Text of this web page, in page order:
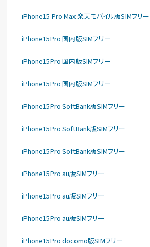
iPhone15 Pro Max 楽天モバイル版SIMフリー
iPhone15Pro 国内版SIMフリー
iPhone15Pro 国内版SIMフリー
iPhone15Pro 国内版SIMフリー
iPhone15Pro SoftBank版SIMフリー
iPhone15Pro SoftBank版SIMフリー
iPhone15Pro SoftBank版SIMフリー
iPhone15Pro au版SIMフリー
iPhone15Pro au版SIMフリー
iPhone15Pro au版SIMフリー
iPhone15Pro docomo版SIMフリー